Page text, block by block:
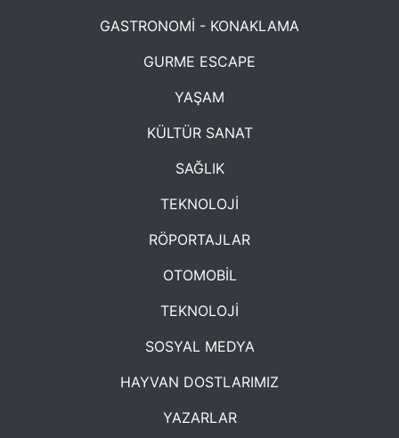
GASTRONOMİ - KONAKLAMA
GURME ESCAPE
YAŞAM
KÜLTÜR SANAT
SAĞLIK
TEKNOLOJİ
RÖPORTAJLAR
OTOMOBİL
TEKNOLOJİ
SOSYAL MEDYA
HAYVAN DOSTLARIMIZ
YAZARLAR